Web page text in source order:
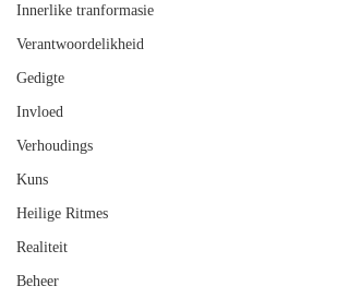
Innerlike tranformasie
Verantwoordelikheid
Gedigte
Invloed
Verhoudings
Kuns
Heilige Ritmes
Realiteit
Beheer